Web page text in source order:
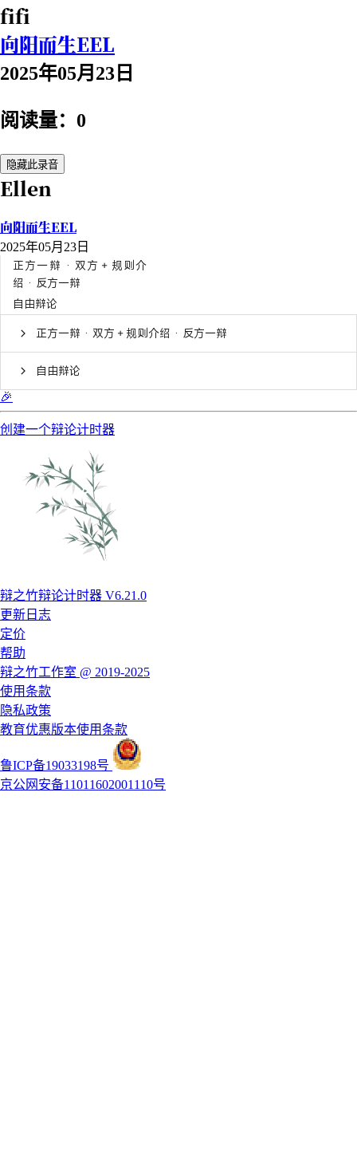
fifi
向阳而生EEL
2025年05月23日
阅读量：0
隐藏此录音
Ellen
向阳而生EEL
2025年05月23日
正方一辩 · 双方＋规则介
绍 · 反方一辩
自由辩论
正方一辩 · 双方＋规则介绍 · 反方一辩
自由辩论
🎉
创建一个辩论计时器
辩之竹辩论计时器 V6.21.0
更新日志
定价
帮助
辩之竹工作室 @ 2019-2025
使用条款
隐私政策
教育优惠版本使用条款
鲁ICP备19033198号
京公网安备11011602001110号